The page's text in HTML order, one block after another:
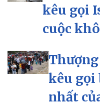
kêu gọi
cuộc
kêu gọi
nhất